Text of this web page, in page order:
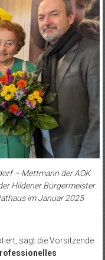
– Mettmann der AOK
Hildener Bürgermeister
im Januar 2025
sagt die Vorsitzende